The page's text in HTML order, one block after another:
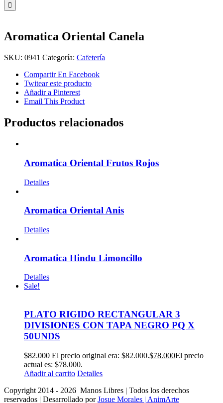
Aromatica Oriental Canela
SKU: 0941 Categoría: Cafetería
Compartir En Facebook
Twitear este producto
Añadir a Pinterest
Email This Product
Productos relacionados
Aromatica Oriental Frutos Rojos
Detalles
Aromatica Oriental Anis
Detalles
Aromatica Hindu Limoncillo
Detalles
Sale!
PLATO RIGIDO RECTANGULAR 3
DIVISIONES CON TAPA NEGRO PQ X
50UNDS
$82.000 El precio original era: $82.000.$78.000El precio
actual es: $78.000.
Añadir al carrito Detalles
Copyright 2014 - 2026 Manos Libres | Todos los derechos
reservados | Desarrollado porJosue Morales | AnimArte